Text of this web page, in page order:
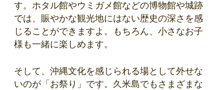
す。ホタル館やウミガメ館などの博物館や城跡
では、賑やかな観光地にはない歴史の深さを感
じることができますよ。もちろん、小さなお子
様も一緒に楽しめます。
そして、沖縄文化を感じられる場として外せな
いのが「お祭り」です。久米島でもさまざまな